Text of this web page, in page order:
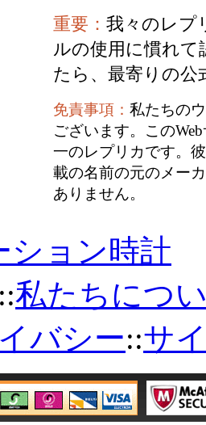
重要： 我々のレプ
ルの使用に慣れ
たら、最寄りの
免責事項： 私たちの
ございます。この
一のレプリカです。
載の名前の元のメー
ありません。
ション時計
::私たちにつ
バシー::サ